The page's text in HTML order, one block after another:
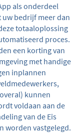
als onderdeel
uw bedrijf meer dan
totaaloplossing
proces.
een korting van
met handige
inplannen
kunnen
voldaan aan de
van de Eis
worden vastgelegd.